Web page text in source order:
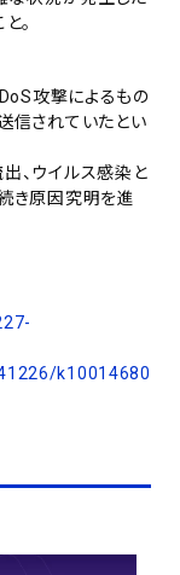
。
攻撃によるもの
信されていたとい
、ウイルス感染と
き原因究明を進
k10014680